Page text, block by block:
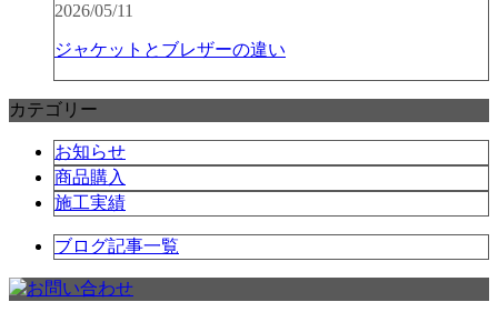
2026/05/11
ジャケットとブレザーの違い
カテゴリー
お知らせ
商品購入
施工実績
ブログ記事一覧